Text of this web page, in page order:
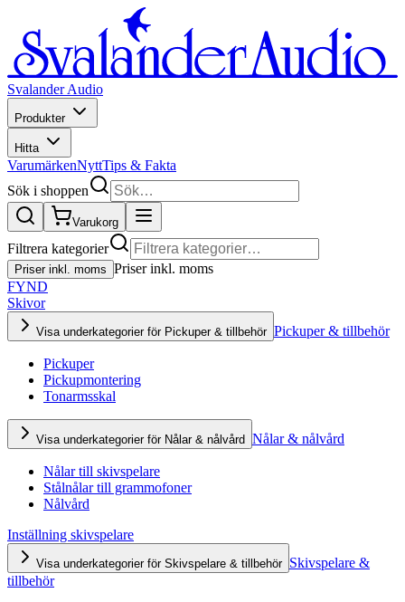
Svalander Audio
Produkter
Hitta
VarumärkenNyttTips & Fakta
Sök i shoppen
Varukorg
Filtrera kategorier
Priser inkl. moms Priser inkl. moms
FYND
Skivor
Visa underkategorier för Pickuper & tillbehör Pickuper & tillbehör
Pickuper
Pickupmontering
Tonarmsskal
Visa underkategorier för Nålar & nålvård Nålar & nålvård
Nålar till skivspelare
Stålnålar till grammofoner
Nålvård
Inställning skivspelare
Visa underkategorier för Skivspelare & tillbehör Skivspelare &
tillbehör